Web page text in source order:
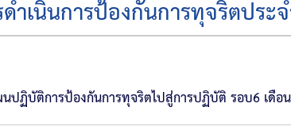
ำเนินการป้องกันการทุจริตปร
ปฏิบัติการป้องกันการทุจริตไปสู่การปฏิบัติ รอบ6 เดื